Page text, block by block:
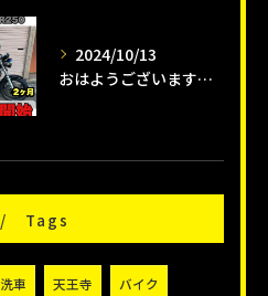
2024/10/13
おはようございます😊タイガーオートインスタクラブです🛵
Tags
洗車 天王寺 バイク